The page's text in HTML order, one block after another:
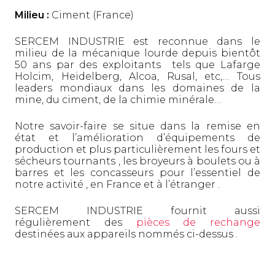
Milieu : Ciment (France)
SERCEM INDUSTRIE est reconnue dans le
milieu de la mécanique lourde depuis bientôt
50 ans par des exploitants tels que Lafarge
Holcim, Heidelberg, Alcoa, Rusal, etc,… Tous
leaders mondiaux dans les domaines de la
mine, du ciment, de la chimie minérale…
Notre savoir-faire se situe dans la remise en
état et l’amélioration d’équipements de
production et plus particulièrement les fours et
sécheurs tournants , les broyeurs à boulets ou à
barres et les concasseurs pour l’essentiel de
notre activité , en France et à l’étranger .
SERCEM INDUSTRIE fournit aussi
régulièrement des
pièces de rechange
destinées aux appareils nommés ci-dessus .